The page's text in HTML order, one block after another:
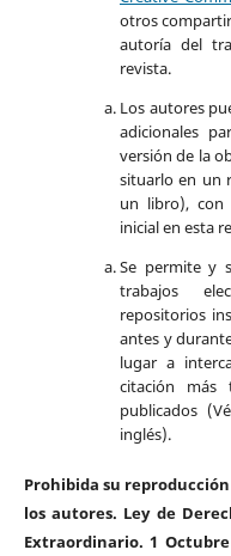
otros
autoría del
revista.
Los autores
adicionales
versión de la
situarlo en un
un libro), con
inicial en esta
Se permite y
trabajos
repositorios
antes y
lugar a
citación más
publicados
inglés).
Prohibida su
los autores. Ley de
Extraordinario. 1 Octubre